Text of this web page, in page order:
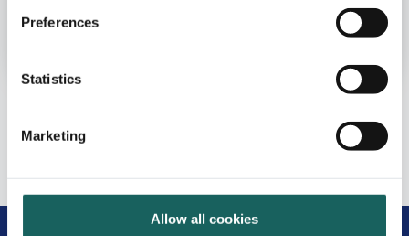
Preferences
Statistics
Marketing
Allow all cookies